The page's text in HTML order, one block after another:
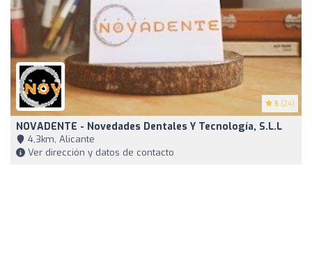
5 (24)
NOVADENTE - Novedades Dentales Y Tecnología, S.L.L
4,3km, Alicante
Ver dirección y datos de contacto